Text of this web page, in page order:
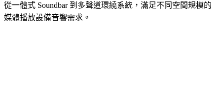
從一體式 Soundbar 到多聲道環繞系統，滿足不同空間規模的
媒體播放設備音響需求。